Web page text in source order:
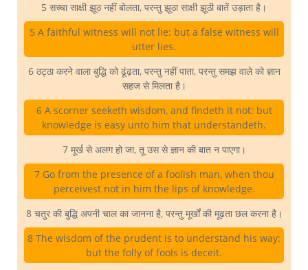
5 सच्चा साक्षी झूठ नहीं बोलता, परन्तु झूठा साक्षी झूठी बातें उड़ाता है।
5 A faithful witness will not lie: but a false witness will
utter lies.
6 ठट्ठा करने वाला बुद्धि को ढूंढ़ता, परन्तु नहीं पाता, परन्तु समझ वाले को ज्ञान
सहज से मिलता है।
6 A scorner seeketh wisdom, and findeth it not: but
knowledge is easy unto him that understandeth.
7 मूर्ख से अलग हो जा, तू उस से ज्ञान की बात न पाएगा।
7 Go from the presence of a foolish man, when thou
perceivest not in him the lips of knowledge.
8 चतुर की बुद्धि अपनी चाल का जानना है, परन्तु मूर्खों की मूढ़ता छल करना है।
8 The wisdom of the prudent is to understand his way:
but the folly of fools is deceit.